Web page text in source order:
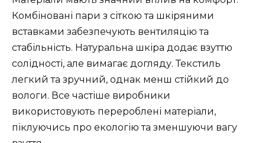
Комбіновані пари з сіткою та шкіряними
вставками забезпечують вентиляцію та
стабільність. Натуральна шкіра додає взуттю
солідності, але вимагає догляду. Текстиль
легкий та зручний, однак менш стійкий до
вологи. Все частіше виробники
використовують перероблені матеріали,
піклуючись про екологію та зменшуючи вагу